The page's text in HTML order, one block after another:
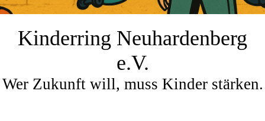
Kinderring Neuhardenberg
e.V.
Wer Zukunft will, muss Kinder stärken.